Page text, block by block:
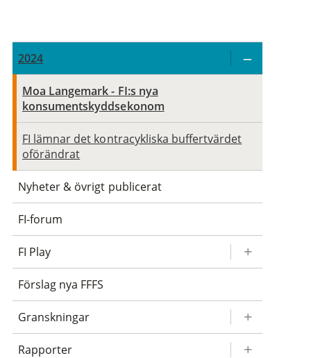
2024
Moa Langemark - FI:s nya
konsumentskyddsekonom
FI lämnar det kontracykliska buffertvärdet
oförändrat
Nyheter & övrigt publicerat
FI-forum
FI Play
Förslag nya FFFS
Granskningar
Rapporter